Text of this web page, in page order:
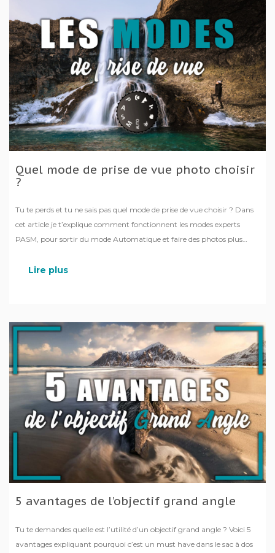
Quel mode de prise de vue photo choisir
?
Tu te perds et tu ne sais pas quel mode de prise de vue choisir ? Dans
cet article je t’explique comment fonctionnent les modes experts
PASM, pour sortir du mode Automatique et faire des photos plus
Lire plus
5 avantages de l’objectif grand angle
Tu te demandes quelle est l’utilité d’un objectif grand angle ? Voici 5
avantages expliquant pourquoi c’est un must have dans le sac à dos